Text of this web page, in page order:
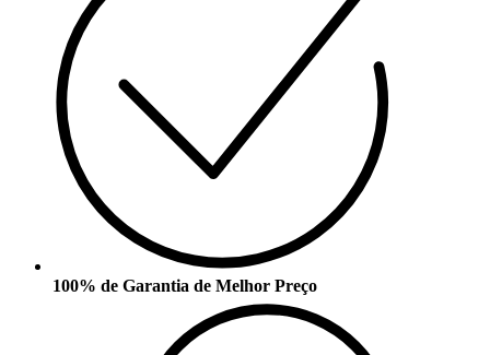
100% de Garantia de Melhor Preço